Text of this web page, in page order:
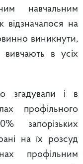
навчальним
відзначалося на
виникнути,
вивчають в усіх
згадували і в
профільного
запорізьких
на їх розсуд
профільним